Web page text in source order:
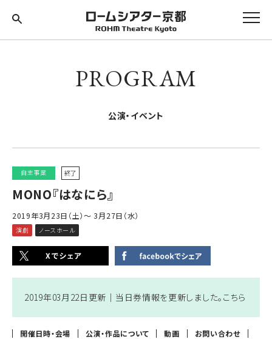
PROGRAM
公演・イベント
自主事業 終了
MONO『はなにら』
2019年3月23日（土）～ 3月27日（水）
演劇 ノースホール
2019年03月22日更新｜ 当日券情報を更新しました。 こちら
開催日時・会場 公演・作品について 動画
お問い合わせ